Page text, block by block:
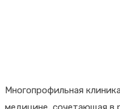
Многопрофильная